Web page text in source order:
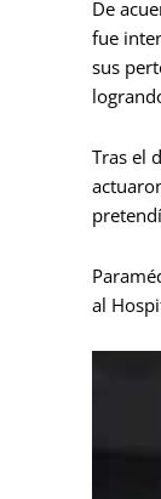
De
fue
sus
Tras el
al